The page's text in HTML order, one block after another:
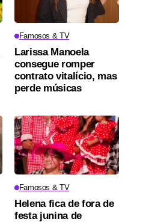
Famosos & TV
Larissa Manoela
consegue romper
contrato vitalício, mas
perde músicas
Famosos & TV
Helena fica de fora de
festa junina de